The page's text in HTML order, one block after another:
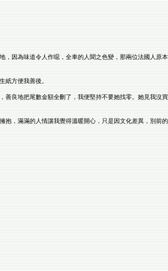
因為味道令人作噁，全車的人聞之色變，那兩位法國人原
紙方便我善後。
良地把尾數金額全刪了，我便堅持不要她找零。她見我沒
，滿滿的人情讓我覺得溫暖開心，只是因文化差異，別前